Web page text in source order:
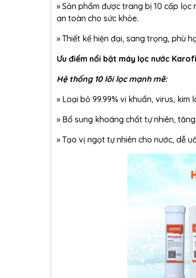
» Sản phẩm được trang bị 10 cấp lọc
an toàn cho sức khỏe.
» Thiết kế hiện đại, sang trọng, phù
Ưu điểm nổi bật máy lọc nước
Hệ thống 10 lõi lọc mạnh mẽ:
» Loại bỏ 99.99% vi khuẩn, virus, kim
» Bổ sung khoáng chất tự nhiên,
» Tạo vị ngọt tự nhiên cho nước, dễ